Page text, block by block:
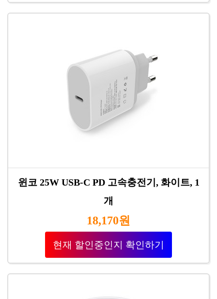
윈코 25W USB-C PD 고속충전기, 화이트, 1
개
18,170원
현재 할인중인지 확인하기